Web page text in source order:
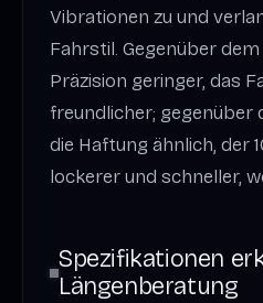
Vibrationen zu und
Fahrstil. Gegenüber dem
Präzision geringer, das
freundlicher; gegenüber
die Haftung ähnlich, der
lockerer und schneller,
Spezifikationen
Längenberatung